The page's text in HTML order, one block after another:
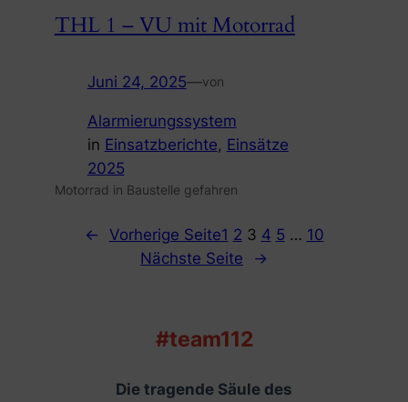
THL 1 – VU mit Motorrad
Juni 24, 2025—von
Alarmierungssystem
in Einsatzberichte, Einsätze
2025
Motorrad in Baustelle gefahren
← Vorherige Seite1 2 3 4 5 … 10
Nächste Seite
→
#team112
Die tragende Säule des